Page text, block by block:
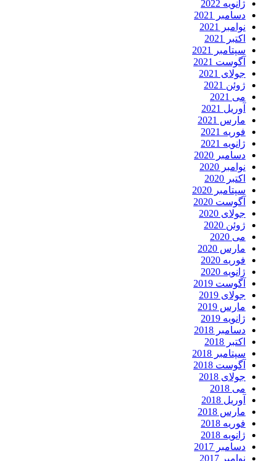
ژانویه 2022
دسامبر 2021
نوامبر 2021
اکتبر 2021
سپتامبر 2021
آگوست 2021
جولای 2021
ژوئن 2021
می 2021
آوریل 2021
مارس 2021
فوریه 2021
ژانویه 2021
دسامبر 2020
نوامبر 2020
اکتبر 2020
سپتامبر 2020
آگوست 2020
جولای 2020
ژوئن 2020
می 2020
مارس 2020
فوریه 2020
ژانویه 2020
آگوست 2019
جولای 2019
مارس 2019
ژانویه 2019
دسامبر 2018
اکتبر 2018
سپتامبر 2018
آگوست 2018
جولای 2018
می 2018
آوریل 2018
مارس 2018
فوریه 2018
ژانویه 2018
دسامبر 2017
نوامبر 2017